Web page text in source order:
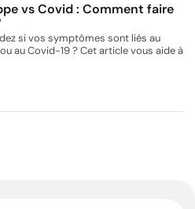
vs Covid : Comment faire
si vos symptômes sont liés au
au Covid-19 ? Cet article vous aide à